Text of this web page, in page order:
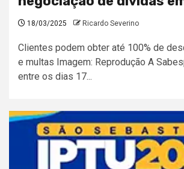
18/03/2025 Ricardo Severino
Clientes podem obter até 100% de
e multas Imagem: Reprodução A
entre os dias 17...